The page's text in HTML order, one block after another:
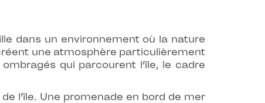
dans un environnement où la nature
une atmosphère particulièrement
qui parcourent l’île, le cadre
l’île. Une promenade en bord de mer